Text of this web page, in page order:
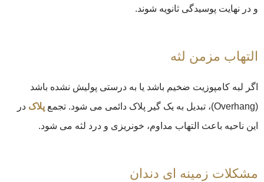
و در نهایت پوسیدگی ثانویه شوند.
التهاب مزمن لثه
اگر لبه کامپوزیت ضخیم باشد یا به درستی پولیش نشده باشد
(Overhang)، تبدیل به یک گیر پلاک دائمی می شود. تجمع
پلاک در
این ناحیه باعث التهاب مداوم، خونریزی و درد لثه می شود.
مشکلات زمینه ای دندان